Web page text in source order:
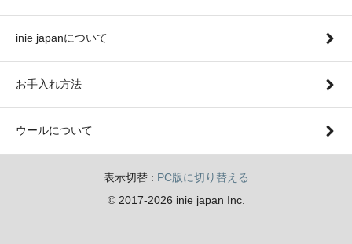
inie japanについて
お手入れ方法
ウールについて
表示切替 : PC版に切り替える
© 2017-2026 inie japan Inc.